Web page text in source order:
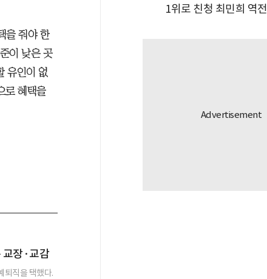
을 줘야 한
이 낮은 곳
유인이 없
로 혜택을
교장·교감
퇴직을 택했다.
1위로 친청 최민희 역전